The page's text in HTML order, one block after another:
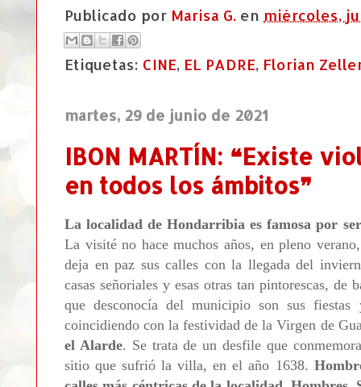
Publicado por Marisa G. en miércoles,
Etiquetas: CINE, EL PADRE, Florian
martes, 29 de junio de 2021
IBON MARTÍN: ❝Existe
en todos los ámbitos❞
La localidad de Hondarribia es famosa por
La visité no hace muchos años, en pleno
deja en paz sus calles con la llegada del
casas señoriales y esas otras tan pintorescas, de
que desconocía del municipio son sus
coincidiendo con la festividad de la Virgen de
el Alarde. Se trata de un desfile que
sitio que sufrió la villa, en el año 1638.